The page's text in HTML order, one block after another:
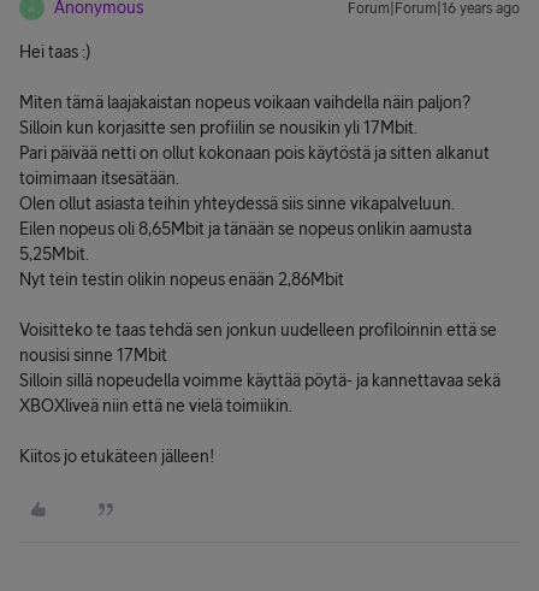
A Anonymous Forum|Forum|16 years ago
Hei taas :)
Miten tämä laajakaistan nopeus voikaan vaihdella näin paljon?
Silloin kun korjasitte sen profiilin se nousikin yli 17Mbit.
Pari päivää netti on ollut kokonaan pois käytöstä ja sitten alkanut
toimimaan itsesätään.
Olen ollut asiasta teihin yhteydessä siis sinne vikapalveluun.
Eilen nopeus oli 8,65Mbit ja tänään se nopeus onlikin aamusta
5,25Mbit.
Nyt tein testin olikin nopeus enään 2,86Mbit
Voisitteko te taas tehdä sen jonkun uudelleen profiloinnin että se
nousisi sinne 17Mbit
Silloin sillä nopeudella voimme käyttää pöytä- ja kannettavaa sekä
XBOXliveä niin että ne vielä toimiikin.
Kiitos jo etukäteen jälleen!